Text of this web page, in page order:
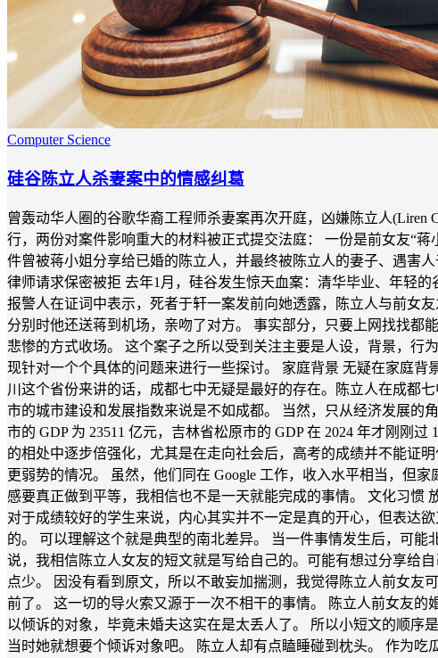
Computer Science
硅谷陈立人杀妻案中的情感纠葛
曾轰动华人圈的谷歌华裔工程师杀妻案再次开庭，凶嫌陈立人
行，两份对案件影响重大的材料被正式提交法庭： 一份是前女友“
件曾被蒋小姐分享给已婚的陈立人，并最终被陈立人的妻子、遇害
律师请求保密被拒 去年1月，硅谷发生惊天血案：清华毕业、年轻
报警人在证词中表示，死者于轩一案发前向她透露，陈立人与前女
分别时他还送蒋到机场，亲吻了对方。 事实部分，只要上网找找都
悲惨的方式收场。 这个案子之所以受到关注主要是人设，背景，行
现针对一个个具体的问题来进行一些探讨。 家庭背景 无疑在家庭
川这个省份来讲的话，成都七中无疑是最好的存在。陈立人在成都
市的城市建设和发展指数来说是不如成都。 当然，只从经济发展的
市的 GDP 为 23511 亿元，吉林省松原市的 GDP 在 2024 年才刚刚
的相处中逐步倍强化，尤其是在走向社会后，高考的成绩并不能证
更弱势的情况。 虽然，他们同在 Google 工作，收入水平相当，但
感要真正做到平等，我相信也不是一天就能完成的事情。 文化习惯
对于成绩较好的学生来说，内心其实并不一定是真的开心，但表达
的。 可以理解这个就是典型的南北差异。 当一件事情发生后，可
说，我相信陈立人女友的短文就是写给自己的。可能有想过分享给
点少。 因没有看到原文，所以不敢妄加揣测，我觉得陈立人前女友
前了。 这一切的导火索又源于一次不相干的事情。 陈立人前女友
以倾诉的对象，毕竟未婚夫这实在是太丢人了。 所以小短文的顺序
当时她就想要个倾诉对象吧。 陈立人却有点瞌睡碰到枕头。 作为